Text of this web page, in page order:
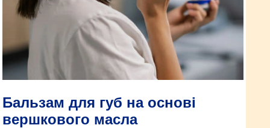
Бальзам для губ на основі
вершкового масла